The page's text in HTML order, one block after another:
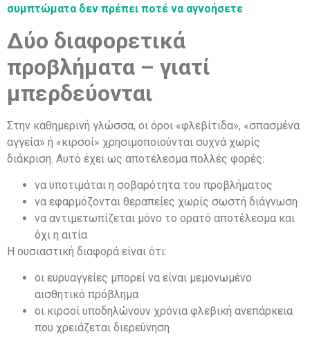
συμπτώματα δεν πρέπει ποτέ να αγνοήσετε
Δύο διαφορετικά
προβλήματα – γιατί
μπερδεύονται
Στην καθημερινή γλώσσα, οι όροι «φλεβίτιδα», «σπασμένα
αγγεία» ή «κιρσοί» χρησιμοποιούνται συχνά χωρίς
διάκριση. Αυτό έχει ως αποτέλεσμα πολλές φορές:
να υποτιμάται η σοβαρότητα του προβλήματος
να εφαρμόζονται θεραπείες χωρίς σωστή διάγνωση
να αντιμετωπίζεται μόνο το ορατό αποτέλεσμα και
όχι η αιτία
Η ουσιαστική διαφορά είναι ότι:
οι ευρυαγγείες μπορεί να είναι μεμονωμένο
αισθητικό πρόβλημα
οι κιρσοί υποδηλώνουν χρόνια φλεβική ανεπάρκεια
που χρειάζεται διερεύνηση